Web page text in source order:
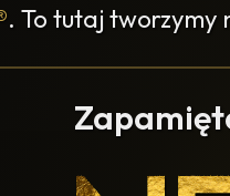
. To tutaj tworzymy